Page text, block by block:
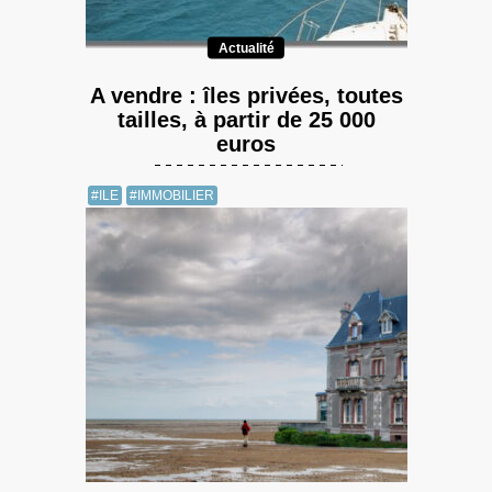
Actualité
A vendre : îles privées, toutes
tailles, à partir de 25 000
euros
#ILE #IMMOBILIER